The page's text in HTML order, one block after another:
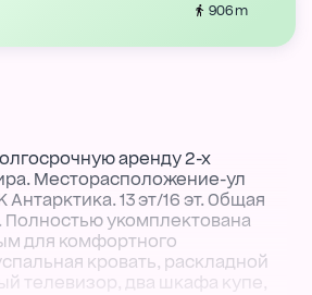
906 m
аренду 2-х
Месторасположение-ул
13 эт/16 эт. Общая
Полностью укомплектована
для комфортного
кровать, раскладной
телевизор, два шкафа купе,